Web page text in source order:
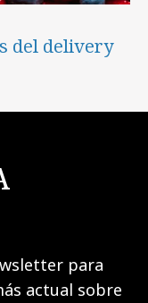
del delivery
para
actual sobre